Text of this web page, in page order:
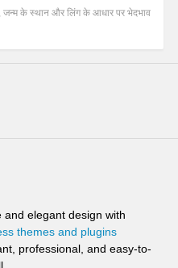
जन्म के स्थान और लिंग के आधार पर भेदभाव
elegant design with
themes and plugins
professional, and easy-to-